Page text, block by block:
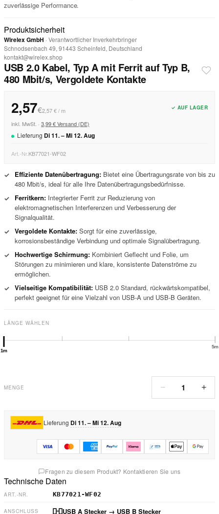
zuverlässige Performance.
Produktsicherheit
Wirelex GmbH · Verantwortlicher Inverkehrbringer
Schnodsenbach 49, 91443 Scheinfeld, Deutschland
kontakt@wirelex.shop
USB 2.0 Kabel, Typ A mit Ferrit auf Typ B,
480 Mbit/s, Vergoldete Kontakte
2,57€2,57 € / m ✓ AUF LAGER
inkl. MwSt. · 3,99 € Versand (DE)
Lieferung Di11. –Mi12.Aug
Art.-Nr.KB77021-WF02
✓ Effiziente Datenübertragung: Bietet eine Übertragungsrate von bis zu
480 Mbit/s, ideal für alle Ihre Datenübertragungsbedürfnisse.
✓
Ferritkern: Integrierter Ferrit zur Reduzierung von
elektromagnetischen Interferenzen und Verbesserung der
Signalqualität.
✓ Vergoldete Kontakte: Sorgt für eine zuverlässige,
korrosionsbeständige Verbindung und optimale Signalübertragung.
✓ Hochwertige Schirmung: Kombiniert Geflecht und Folie, um
Störungen zu minimieren und klare, konsistente Datenströme zu
ermöglichen.
✓ Vielseitige Kompatibilität: USB 2.0 Standard, rückwärtskompatibel,
perfekt geeignet für eine Vielzahl von USB-A und USB-B Geräten.
LÄNGE WÄHLEN
1m
5m
MENGE − 1 +
Lieferung Di 11. – Mi 12. Aug
Fragen zu diesem Produkt? Kontaktieren Sie uns
Technische Daten
ART.-NR. KB77021-WF02
ANSCHLUSS USB A Stecker → USB B Stecker